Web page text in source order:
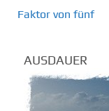
Faktor von fünf
AUSDAUER